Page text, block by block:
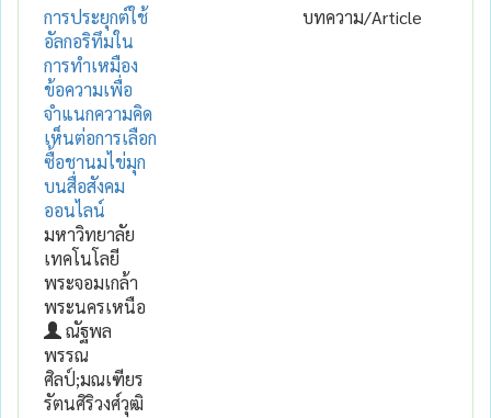
การประยุกต์ใช้
อัลกอริทึมใน
การทำเหมือง
ข้อความเพื่อ
จำแนกความคิด
เห็นต่อการเลือก
ซื้อชานมไข่มุก
บนสื่อสังคม
ออนไลน์
มหาวิทยาลัย
เทคโนโลยี
พระจอมเกล้า
พระนครเหนือ
ณัฐพล
พรรณ
ศิลป์;มณเฑียร
รัตนศิริวงศ์วุฒิ
บทความ/Article